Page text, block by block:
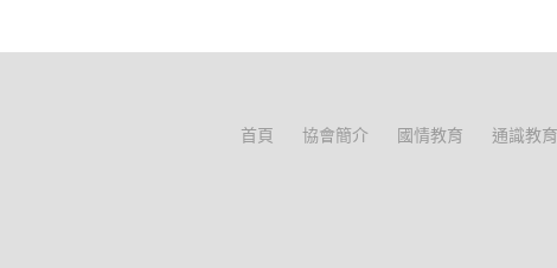
首頁 協會簡介 國情教育 通識教育